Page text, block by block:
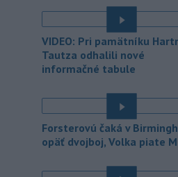
viacerých okresoch stredného a
východného Slovenska. Vydal
výstrahu prvého stupňa.
11:18 - Ministerstvo vnútra
(NBÚ) o nezávislé odborné
dodaných radarových zariadení,
sú v pilotnej prevádzke.
horúčavy a nedostatok pitnej
VIDEO: Pri pamätníku
Tautza odhalili nové
informačné tabule
Forsterovú čaká v
opäť dvojboj, Volka piate